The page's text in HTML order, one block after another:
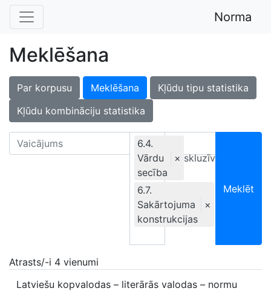
Norma
Meklēšana
Par korpusu Meklēšana
Kļūdu tipu statistika
Kļūdu kombināciju statistika
6.4.
Vārdu
secība
×
6.7.
Sakārtojuma
konstrukcijas
×
Ekskluzīvi
Meklēt
Atrasts/-i 4 vienumi
Latviešu kopvalodas – literārās valodas – normu